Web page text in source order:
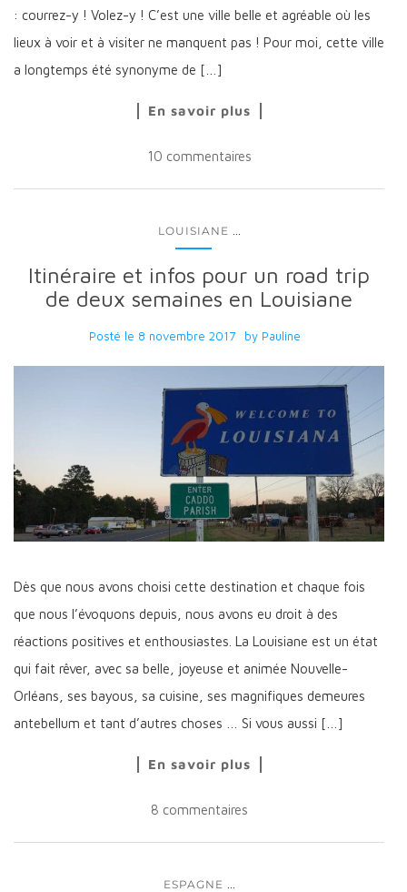
: courrez-y ! Volez-y ! C’est une ville belle et agréable où les
lieux à voir et à visiter ne manquent pas ! Pour moi, cette ville
a longtemps été synonyme de […]
En savoir plus
10 commentaires
LOUISIANE
Itinéraire et infos pour un road trip
de deux semaines en Louisiane
Posté le 8 novembre 2017 by Pauline
Dès que nous avons choisi cette destination et chaque fois
que nous l’évoquons depuis, nous avons eu droit à des
réactions positives et enthousiastes. La Louisiane est un état
qui fait rêver, avec sa belle, joyeuse et animée Nouvelle-
Orléans, ses bayous, sa cuisine, ses magnifiques demeures
antebellum et tant d’autres choses … Si vous aussi […]
En savoir plus
8 commentaires
ESPAGNE